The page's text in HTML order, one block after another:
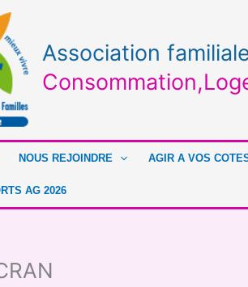
Association
NOUS REJOINDRE AGIR A VOS
AG 2026